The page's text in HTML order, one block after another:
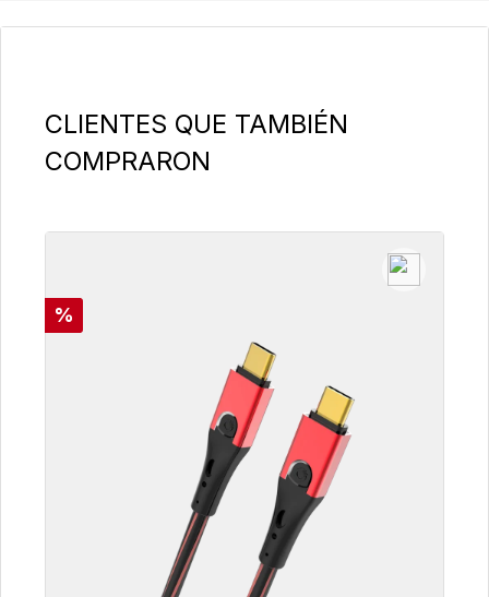
Omitir la galería de productos
CLIENTES QUE TAMBIÉN
COMPRARON
Descuento
%